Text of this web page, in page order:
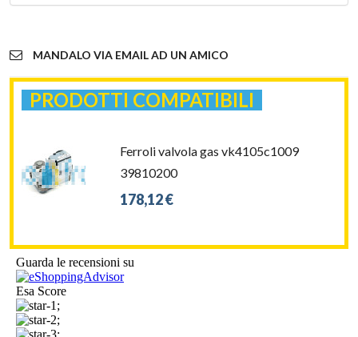
MANDALO VIA EMAIL AD UN AMICO
PRODOTTI COMPATIBILI
Ferroli valvola gas vk4105c1009
39810200
178,12 €